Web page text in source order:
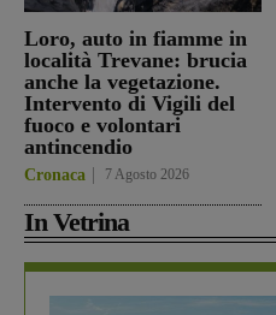
Loro, auto in fiamme in
località Trevane: brucia
anche la vegetazione.
Intervento di Vigili del
fuoco e volontari
antincendio
Cronaca 7 Agosto 2026
In Vetrina